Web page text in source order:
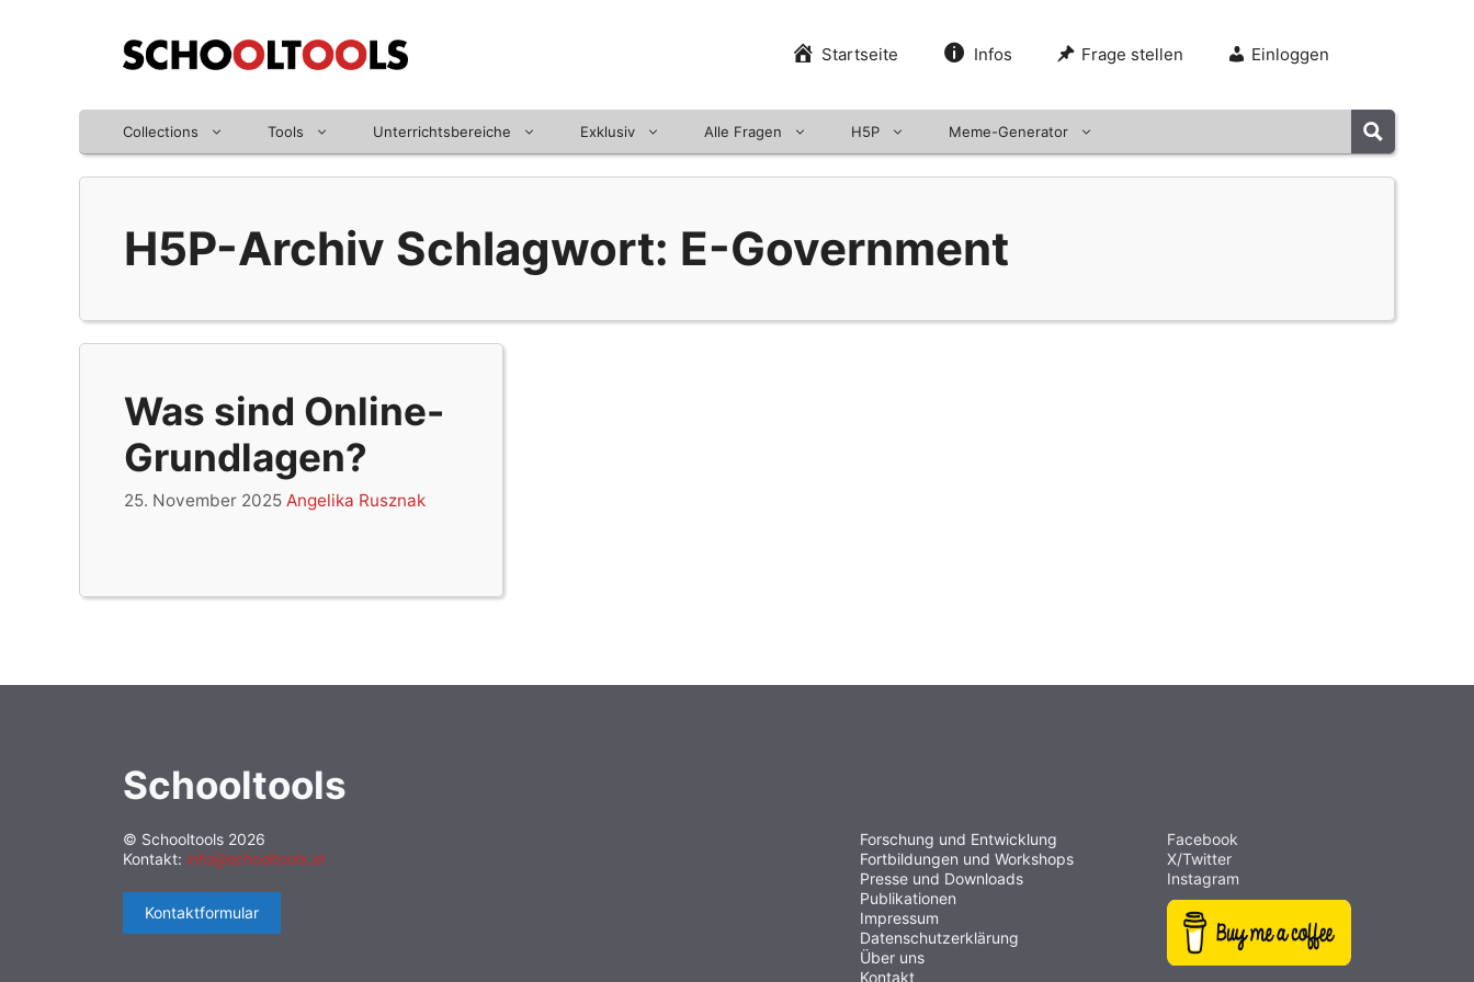
Startseite Infos Frage stellen Einloggen
Collections Tools Unterrichtsbereiche Exklusiv Alle Fragen H5P Meme-Generator
H5P-Archiv Schlagwort: E-Government
Was sind Online-
Grundlagen?
25. November 2025 Angelika Rusznak
Schooltools
© Schooltools 2026
Kontakt: info@schooltools.at
Kontaktformular
Forschung und Entwicklung
Fortbildungen und Workshops
Presse und Downloads
Publikationen
Impressum
Datenschutzerklärung
Über uns
Kontakt
Facebook
X/Twitter
Instagram